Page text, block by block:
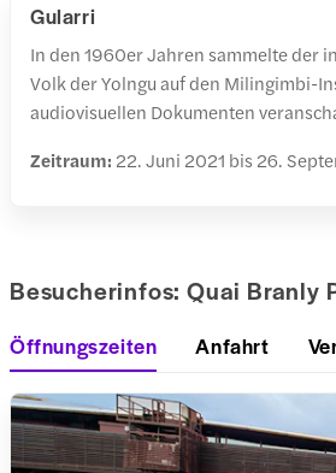
Gularri
In den 1960er Jahren sammelte der
Volk der Yolngu auf den Milingimbi-
audiovisuellen Dokumenten
Zeitraum: 22. Juni 2021 bis 26.
Besucherinfos: Quai Branly
Öffnungszeiten Anfahrt